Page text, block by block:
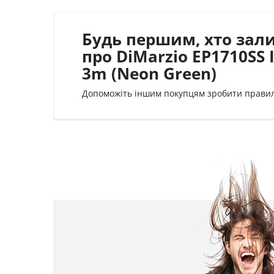
Будь першим, хто
про DiMarzio
3m (Neon Green)
Допоможіть іншим покупцям зробити